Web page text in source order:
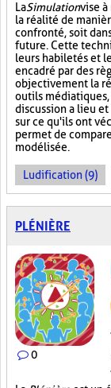
LaSimulationvise à
la réalité de
confronté, soit
future. Cette
leurs habiletés et
encadré par des
objectivement la
outils
discussion a lieu
sur ce qu'ils ont
permet de
modélisée.
Ludification (9)
PLÉNIÈRE
0